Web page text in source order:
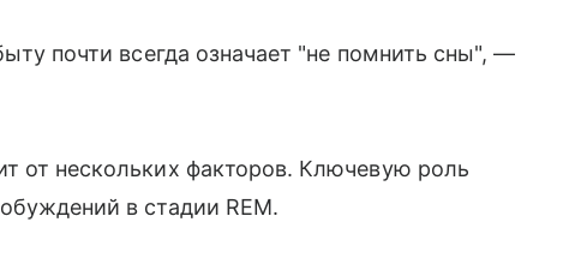
почти всегда означает "не помнить сны", —
от нескольких факторов. Ключевую роль
в стадии REM.